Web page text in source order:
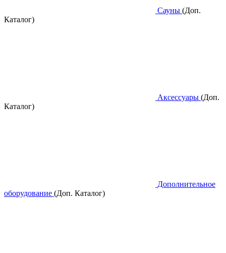
Сауны (Доп.
Каталог)
Аксессуары (Доп.
Каталог)
Дополнительное
оборудование (Доп. Каталог)